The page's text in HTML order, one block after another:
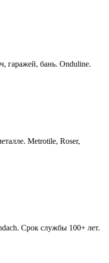
гаражей, бань. Onduline.
Metrotile, Roser,
Срок службы 100+ лет.